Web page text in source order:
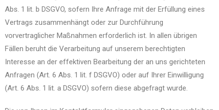
Abs. 1 lit. b DSGVO, sofern Ihre Anfrage mit der Erfüllung eines
Vertrags zusammenhängt oder zur Durchführung
vorvertraglicher Maßnahmen erforderlich ist. In allen übrigen
Fällen beruht die Verarbeitung auf unserem berechtigten
Interesse an der effektiven Bearbeitung der an uns gerichteten
Anfragen (Art. 6 Abs. 1 lit. f DSGVO) oder auf Ihrer Einwilligung
(Art. 6 Abs. 1 lit. a DSGVO) sofern diese abgefragt wurde.